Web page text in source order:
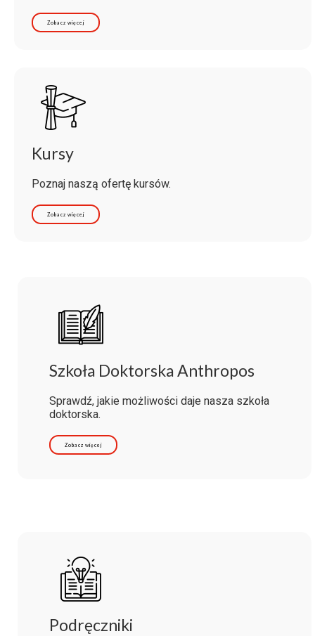
Zobacz więcej
Kursy
Poznaj naszą ofertę kursów.
Zobacz więcej
Szkoła Doktorska Anthropos
Sprawdź, jakie możliwości daje nasza szkoła
doktorska.
Zobacz więcej
Podręczniki